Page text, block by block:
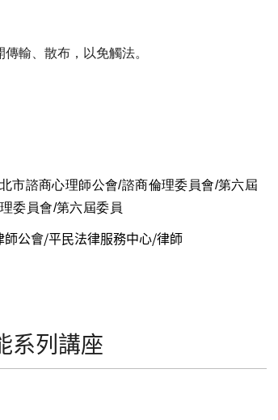
輸、散布，以免觸法。
市諮商心理師公會/諮商倫理委員會/第六屆
委員會/第六屆委員
公會/平民法律服務中心/律師
系列講座